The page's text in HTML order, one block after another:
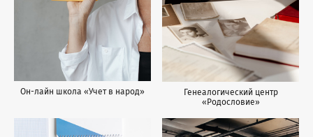
Он-лайн школа «Учет в народ»
Генеалогический центр
«Родословие»